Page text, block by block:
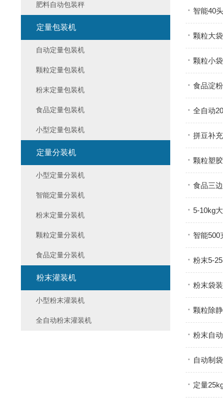
智能40
颗粒大
颗粒小
食品淀
全自动
拼豆补
颗粒塑
食品三
5-10kg
智能500
粉末5-
粉末袋
颗粒除
粉末自
自动制
定量
肥料自动包装秤
定量包装机
自动定量包装机
颗粒定量包装机
粉末定量包装机
食品定量包装机
小型定量包装机
定量分装机
小型定量分装机
智能定量分装机
粉末定量分装机
颗粒定量分装机
食品定量分装机
粉末灌装机
小型粉末灌装机
全自动粉末灌装机